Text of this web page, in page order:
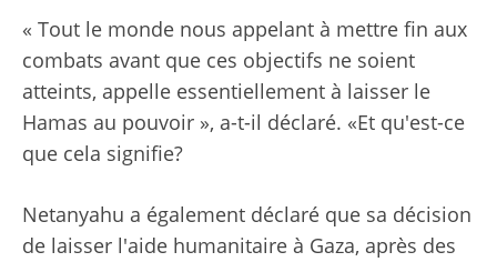
« Tout le monde nous appelant à mettre fin aux
combats avant que ces objectifs ne soient
atteints, appelle essentiellement à laisser le
Hamas au pouvoir », a-t-il déclaré. «Et qu'est-ce
que cela signifie?
Netanyahu a également déclaré que sa décision
de laisser l'aide humanitaire à Gaza, après des